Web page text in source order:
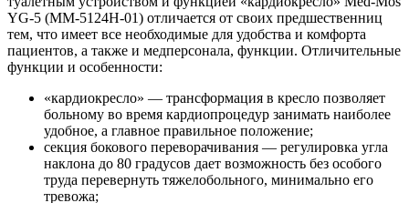
YG-5 (ММ-5124Н-01) отличается от своих предшественниц
тем, что имеет все необходимые для удобства и комфорта
пациентов, а также и медперсонала, функции. Отличительные
функции и особенности:
«кардиокресло» — трансформация в кресло позволяет
больному во время кардиопроцедур занимать наиболее
удобное, а главное правильное положение;
секция бокового переворачивания — регулировка угла
наклона до 80 градусов дает возможность без особого
труда перевернуть тяжелобольного, минимально его
тревожа;